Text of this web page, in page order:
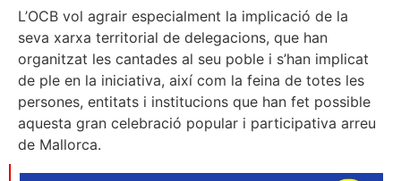
L’OCB vol agrair especialment la implicació de la
seva xarxa territorial de delegacions, que han
organitzat les cantades al seu poble i s’han implicat
de ple en la iniciativa, així com la feina de totes les
persones, entitats i institucions que han fet possible
aquesta gran celebració popular i participativa arreu
de Mallorca.